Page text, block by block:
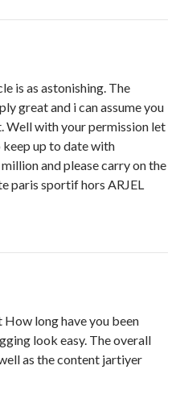
is as astonishing. The
great and i can assume you
Well with your permission let
keep up to date with
and please carry on the
paris sportif hors ARJEL
long have you been
look easy. The overall
as the content jartiyer